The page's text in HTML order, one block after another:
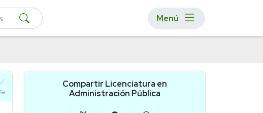
Menú
Compartir Licenciatura en
Administración Pública